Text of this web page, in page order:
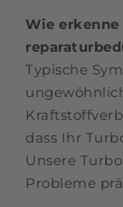
Wie
Typische
dass Ihr
Unsere
Probleme